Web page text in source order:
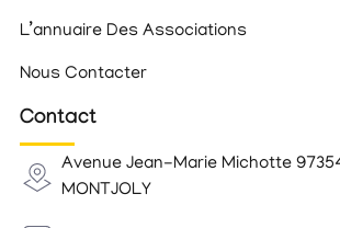
L’annuaire Des Associations
Nous Contacter
Contact
Avenue Jean-Marie Michotte
MONTJOLY